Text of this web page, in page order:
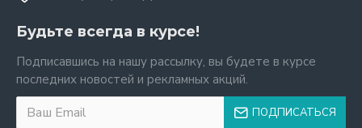
Будьте всегда в курсе!
Подписавшись на нашу рассылку, вы будете в курсе
последних новостей и рекламных акций.
ПОДПИСАТЬСЯ